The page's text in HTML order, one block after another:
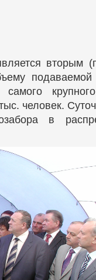
вторым
самого
человек.
в